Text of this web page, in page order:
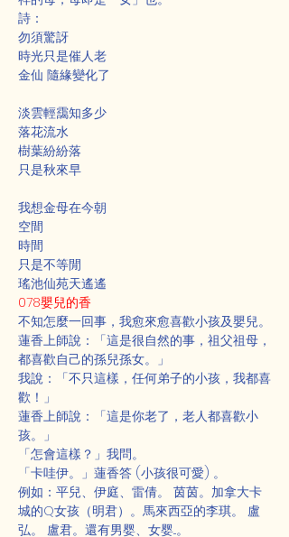
詩：
勿須驚訝
時光只是催人老
金仙 隨緣變化了
淡雲輕靄知多少
落花流水
樹葉紛紛落
只是秋來早
我想金母在今朝
空間
時間
只是不等閒
瑤池仙苑天遙遙
078嬰兒的香
不知怎麼一回事，我愈來愈喜歡小孩及嬰兒。
蓮香上師說：「這是很自然的事，祖父祖母，
都喜歡自己的孫兒孫女。」
我說：「不只這樣，任何弟子的小孩，我都喜
歡！」
蓮香上師說：「這是你老了，老人都喜歡小
孩。」
「怎會這樣？」我問。
「卡哇伊。」蓮香答 (小孩很可愛) 。
例如：平兒、伊庭、雷倩。 茵茵。加拿大卡
城的Q女孩（明君）。馬來西亞的李琪。 盧
弘。 盧君。還有男婴、女婴...。